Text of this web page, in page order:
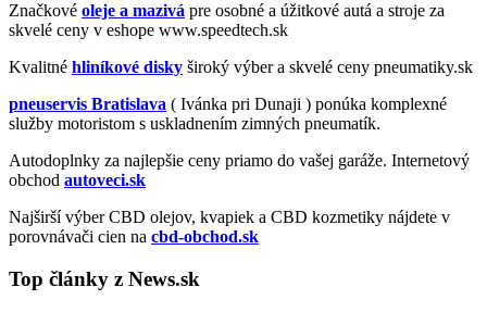
Značkové oleje a mazivá pre osobné a úžitkové autá a stroje za
skvelé ceny v eshope www.speedtech.sk
Kvalitné hliníkové disky široký výber a skvelé ceny pneumatiky.sk
pneuservis Bratislava ( Ivánka pri Dunaji ) ponúka komplexné
služby motoristom s uskladnením zimných pneumatík.
Autodoplnky za najlepšie ceny priamo do vašej garáže. Internetový
obchod autoveci.sk
Najširší výber CBD olejov, kvapiek a CBD kozmetiky nájdete v
porovnávači cien na cbd-obchod.sk
Top články z News.sk